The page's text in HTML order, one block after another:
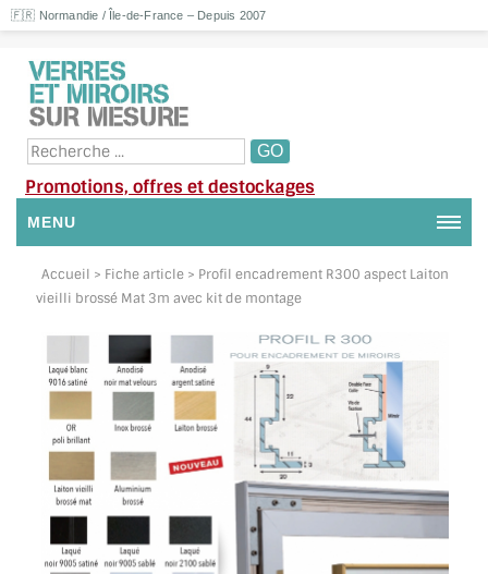
🇫🇷 Normandie / Île-de-France – Depuis 2007
Promotions, offres et destockages
MENU
NOUS CONTACTER
DEMANDE DE DEVIS
SUIVI DE COMMANDE
TOUS LES TARIFS AU M2
GUIDE : CHOIX PAR UTILISATION
Accueil > Fiche article > Profil encadrement R300 aspect Laiton
vieilli brossé Mat 3m avec kit de montage